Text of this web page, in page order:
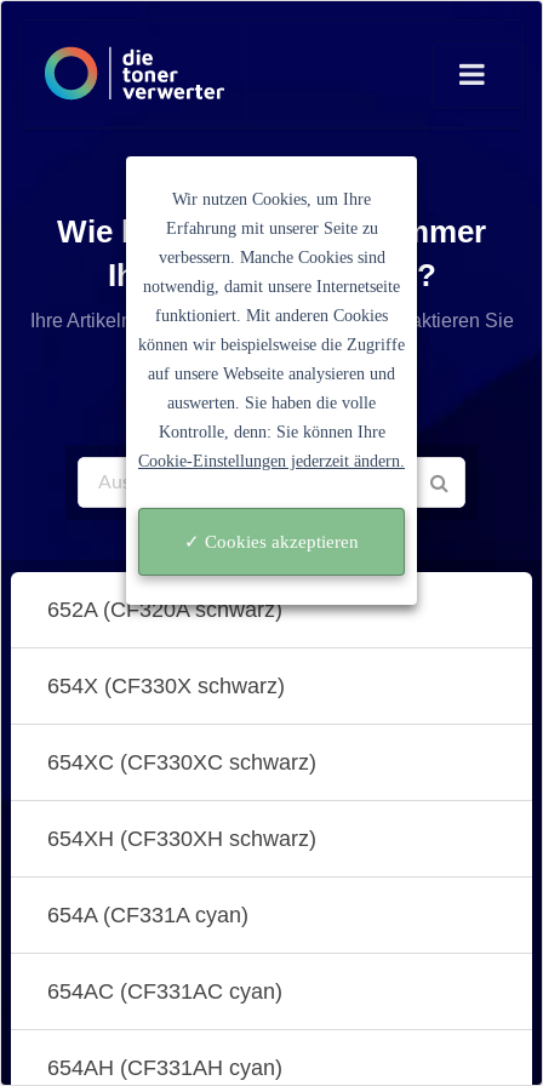
Wie lautet die Artikelnummer
Ihrer Tonerkartusche?
Ihre Artikelnummer ist nicht aufgelistet? Kontaktieren Sie
unseren Service.
652A (CF320A schwarz)
654X (CF330X schwarz)
654XC (CF330XC schwarz)
654XH (CF330XH schwarz)
654A (CF331A cyan)
654AC (CF331AC cyan)
654AH (CF331AH cyan)
Wir nutzen Cookies, um Ihre
Erfahrung mit unserer Seite zu
verbessern. Manche Cookies sind
notwendig, damit unsere Internetseite
funktioniert. Mit anderen Cookies
können wir beispielsweise die Zugriffe
auf unsere Webseite analysieren und
auswerten. Sie haben die volle
Kontrolle, denn: Sie können Ihre
Cookie-Einstellungen jederzeit ändern.
✓ Cookies akzeptieren